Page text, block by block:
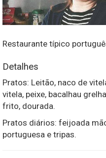
Restaurante típico
Detalhes
Pratos: Leitão, naco de
vitela, peixe, bacalhau
frito, dourada.
Pratos diários: feijoada
portuguesa e tripas.